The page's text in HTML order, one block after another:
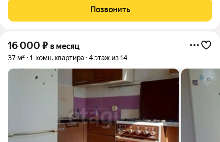
Позвонить
16 000 ₽ в месяц
37 м² 1-комн. квартира 4 этаж из 14